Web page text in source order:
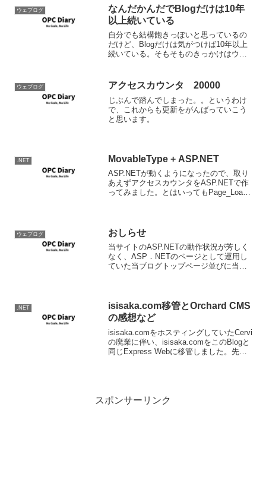
ウェブログ
なんだかんだでBlogだけは10年
以上続いている
自分でも結構飽きっぽいと思っているの
だけど、Blogだけは気がつけば10年以上
続いている。そもそものきっかけはウェ
当時はまだ、Blogがだいぶ珍しい頃だっ
た...
ウェブログ アクセスカウンタ 20000
じぶんで踏んでしまった。。というわけ
で、これからも更新をがんばっていこう
と思います。
.NET MovableType + ASP.NET
ASP.NETが動くようになったので、取り
あえずアクセスカウンタをASP.NETで作
ってみました。とはいってもPage_Load
今後...
ウェブログ おしらせ
当サイトのASP.NETの動作状況が芳しく
なく、ASP．NETのページとして運用し
ていた当ブログトップページ並びに当サ
グトップページ...
.NET
isisaka.com移管とOrchard CMS
の感想など
isisaka.comをホスティングしていたCervi
の廃業に伴い、isisaka.comをこのBlogと
同じExpress Webに移管しました。先ほ
スポンサーリンク